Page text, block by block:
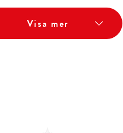
Visa mer